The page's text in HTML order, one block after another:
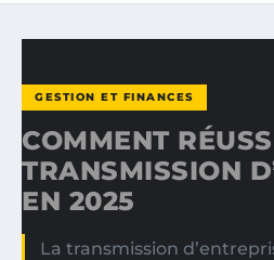
GESTION ET FINANCES
COMMENT
TRANSMISSION
EN 2025
La transmission